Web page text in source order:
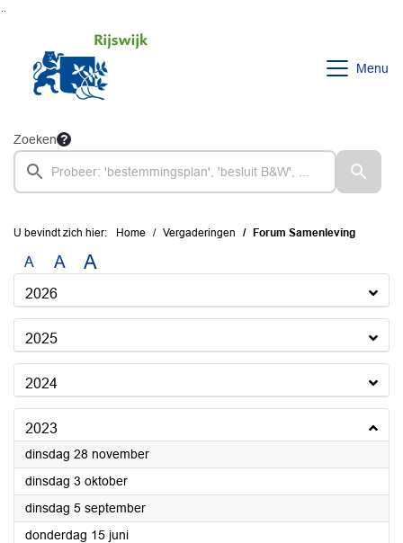
Menu
Zoeken
U bevindt zich hier: Home Vergaderingen Forum Samenleving
A A A
2026
2025
2024
2023
dinsdag 28 november2023
dinsdag 3 oktober2023
dinsdag 5 september2023
donderdag 15 juni2023